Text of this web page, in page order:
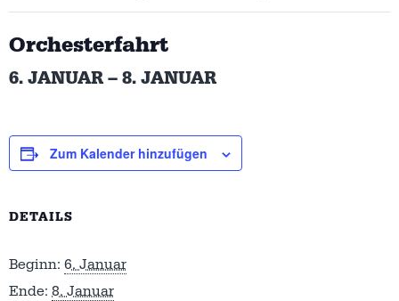
Orchesterfahrt
6. JANUAR–8. JANUAR
Zum Kalender hinzufügen
DETAILS
Beginn: 6. Januar
Ende: 8. Januar